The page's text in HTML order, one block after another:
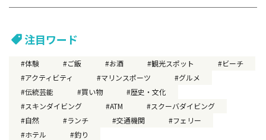
注目ワード
体験 ご飯 お酒 観光スポット
ビーチ
アクティビティ
マリンスポーツ
グルメ
伝統芸能
買い物
歴史・文化
スキンダイビング
ATM
スクーバダイビング
自然
ランチ 交通機関
フェリー
ホテル
釣り